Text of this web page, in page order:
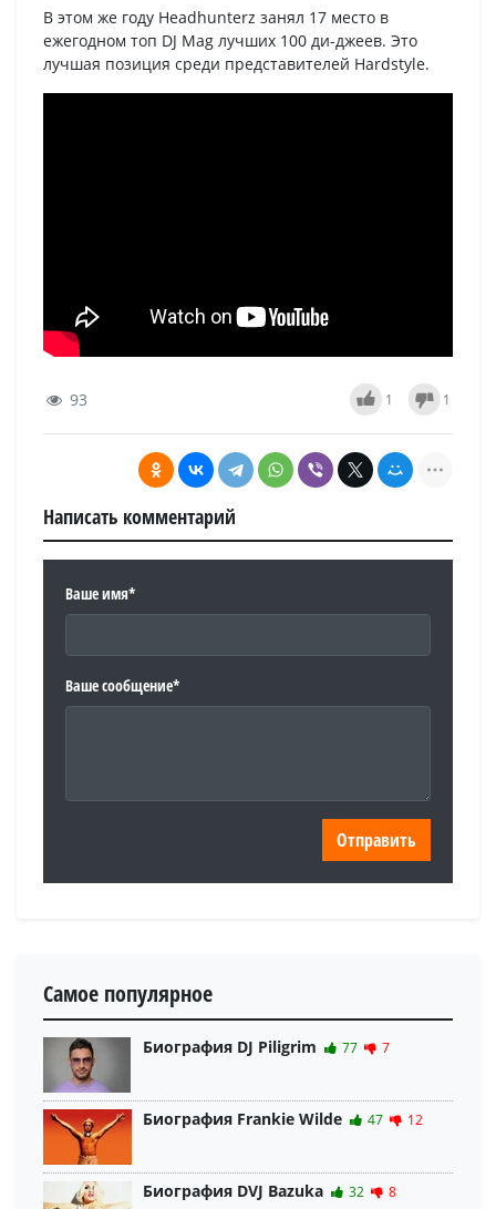
В этом же году Headhunterz занял 17 место в
ежегодном топ DJ Mag лучших 100 ди-джеев. Это
лучшая позиция среди представителей Hardstyle.
93 1 1
Написать комментарий
Ваше имя*
Ваше сообщение*
Самое популярное
Биография DJ Piligrim 77 7
Биография Frankie Wilde 47 12
Биография DVJ Bazuka 32 8